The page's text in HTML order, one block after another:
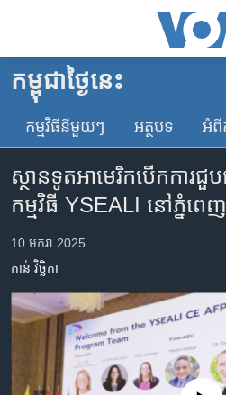
គេហទំព័រ​
ទាក់ទង
និង​
ចូល​
ទំព័រ​
ម្តង
រំលង​
និង​
កម្ពុជា
អន្តរជាតិ
ចិន
ហេឡូវីអូអេ
កម្ពុជាច្នៃប្រតិដ្ឋ
ទូរទស្សន៍ / វីដេអូ​
វិទ្យុ / ផតខាសថ៍
កម្មវិធីទាំងអស់
កម្ពុជាថ្ងៃនេះ
កម្មវិធី​នីមួយៗ អត្ថបទ​ អំពី​
ស្ថានទូតអាមេរិកបើកការ
កម្មវិធី YSEALI នៅភ្នំពេញ
10 មករា 2025
កាន់ វិច្ឆិកា